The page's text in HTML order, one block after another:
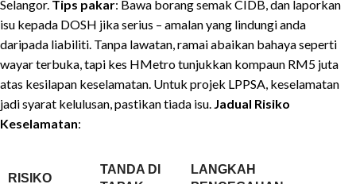
Selangor. Tips pakar: Bawa borang semak CIDB, dan laporkan
isu kepada DOSH jika serius – amalan yang lindungi anda
daripada liabiliti. Tanpa lawatan, ramai abaikan bahaya seperti
wayar terbuka, tapi kes HMetro tunjukkan kompaun RM5 juta
atas kesilapan keselamatan. Untuk projek LPPSA, keselamatan
jadi syarat kelulusan, pastikan tiada isu. Jadual Risiko
Keselamatan:
RISIKO
TANDA DI
LANGKAH